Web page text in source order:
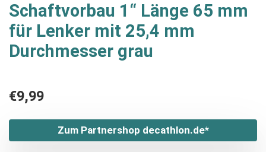
Schaftvorbau 1“ Länge 65 mm
für Lenker mit 25,4 mm
Durchmesser grau
€9,99
Zum Partnershop decathlon.de*